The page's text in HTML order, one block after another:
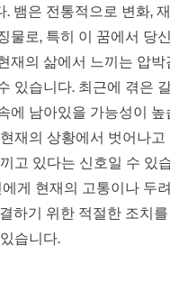
뱀은 전통적으로 변화,
물로, 특히 이 꿈에서 당
재의 삶에서 느끼는 압박
있습니다. 최근에 겪은
에 남아있을 가능성이 높
재의 상황에서 벗어나고
고 있다는 신호일 수 있
게 현재의 고통이나 두
하기 위한 적절한 조치
습니다.